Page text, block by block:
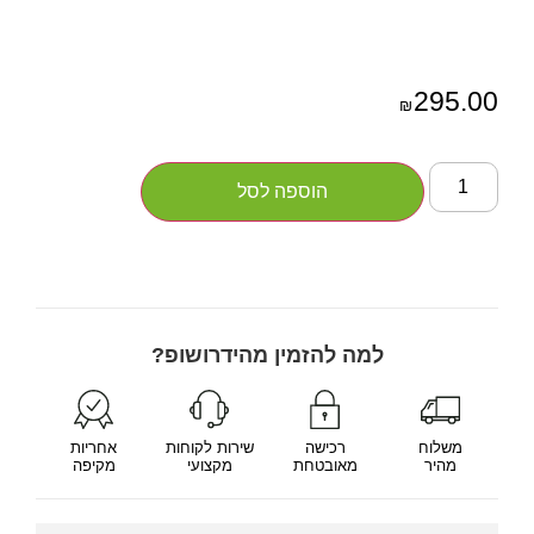
₪ 295.00
הוספה לסל
למה להזמין מהידרושופ?
משלוח
מהיר
רכישה
מאובטחת
שירות לקוחות
מקצועי
אחריות
מקיפה